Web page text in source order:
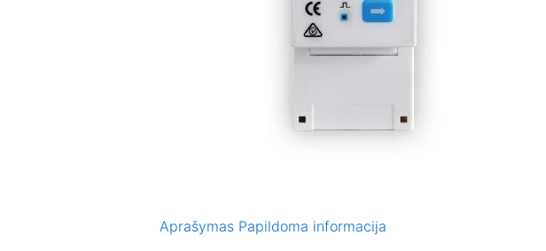
Aprašymas Papildoma informacija